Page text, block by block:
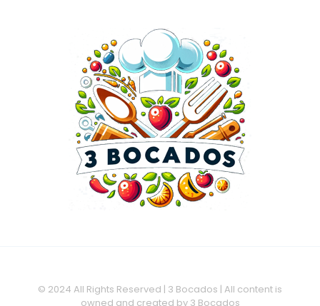
© 2024 All Rights Reserved | 3 Bocados | All content is
owned and created by 3 Bocados